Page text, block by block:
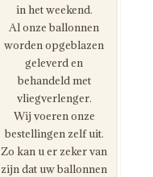
in het weekend.
Al onze ballonnen
worden opgeblazen
geleverd en
behandeld met
vliegverlenger.
Wij voeren onze
bestellingen zelf uit.
Zo kan u er zeker van
zijn dat uw ballonnen